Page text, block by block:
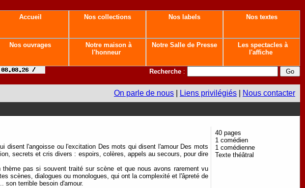
Accueil Nos collections Nos labels Nos textes
Nos ouvrages
Notre maison à
l'honneur
Notre Salle de Presse
Les spectacles à
l'affiche
Recherche :
On parle de nous Liens privilégiés Nous contacter
disent l'angoisse ou l'excitation Des mots qui disent l'amour Des mots
secrets et cris divers : espoirs, colères, appels au secours, pour dire
pas si souvent traité sur scène et que nous avons rarement vu
scènes, dialogues ou monologues, qui ont la complexité et l'âpreté de
son terrible besoin d'amour.
40 pages
1 comédien
1 comédienne
Texte théâtral